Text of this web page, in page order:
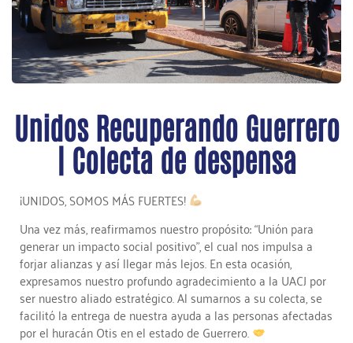
Unidos Recuperando Guerrero
| Colecta de despensa
¡UNIDOS, SOMOS MÁS FUERTES!
Una vez más, reafirmamos nuestro propósito: “Unión para
generar un impacto social positivo”, el cual nos impulsa a
forjar alianzas y así llegar más lejos. En esta ocasión,
expresamos nuestro profundo agradecimiento a la UACJ por
ser nuestro aliado estratégico. Al sumarnos a su colecta, se
facilitó la entrega de nuestra ayuda a las personas afectadas
por el huracán Otis en el estado de Guerrero.